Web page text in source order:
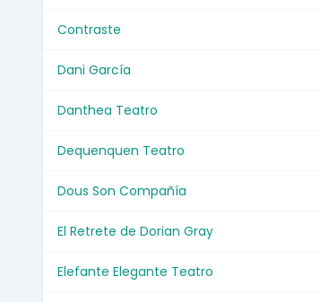
Contraste
Dani García
Danthea Teatro
Dequenquen Teatro
Dous Son Compañía
El Retrete de Dorian Gray
Elefante Elegante Teatro